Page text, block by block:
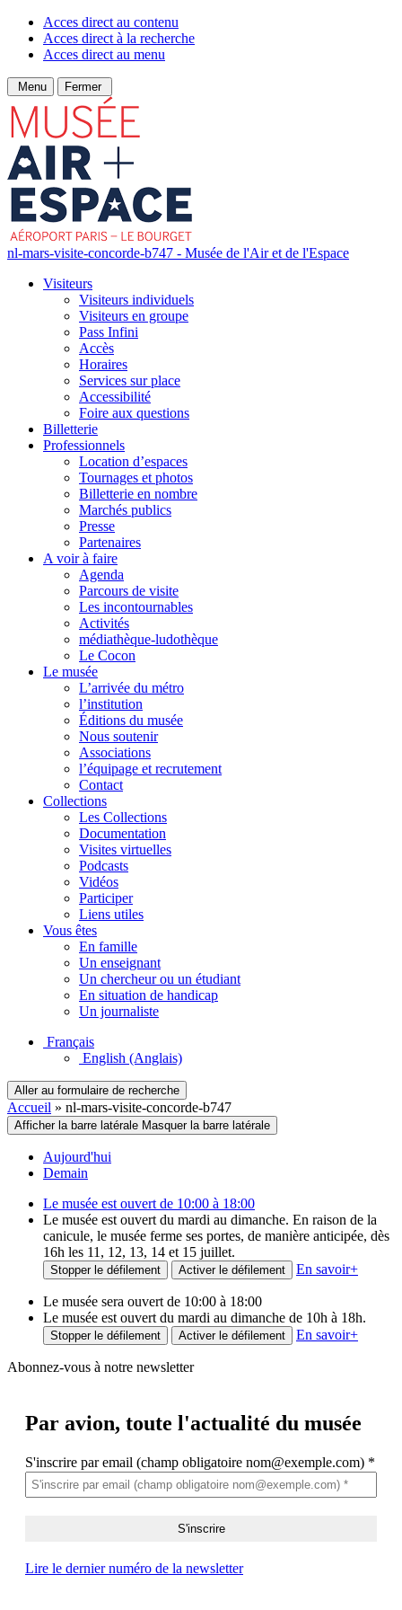
Acces direct au contenu
Acces direct à la recherche
Acces direct au menu
Menu Fermer
nl-mars-visite-concorde-b747 - Musée de l'Air et de l'Espace
Visiteurs
Visiteurs individuels
Visiteurs en groupe
Pass Infini
Accès
Horaires
Services sur place
Accessibilité
Foire aux questions
Billetterie
Professionnels
Location d’espaces
Tournages et photos
Billetterie en nombre
Marchés publics
Presse
Partenaires
A voir à faire
Agenda
Parcours de visite
Les incontournables
Activités
médiathèque-ludothèque
Le Cocon
Le musée
L’arrivée du métro
l’institution
Éditions du musée
Nous soutenir
Associations
l’équipage et recrutement
Contact
Collections
Les Collections
Documentation
Visites virtuelles
Podcasts
Vidéos
Participer
Liens utiles
Vous êtes
En famille
Un enseignant
Un chercheur ou un étudiant
En situation de handicap
Un journaliste
Français
English (Anglais)
Aller au formulaire de recherche
Accueil » nl-mars-visite-concorde-b747
Afficher la barre latérale Masquer la barre latérale
Aujourd'hui
Demain
Le musée est ouvert de 10:00 à 18:00
Le musée est ouvert du mardi au dimanche. En raison de la
canicule, le musée ferme ses portes, de manière anticipée, dès
16h les 11, 12, 13, 14 et 15 juillet.
Stopper le défilement Activer le défilement En savoir+
Le musée sera ouvert de 10:00 à 18:00
Le musée est ouvert du mardi au dimanche de 10h à 18h.
Stopper le défilement Activer le défilement En savoir+
Abonnez-vous à notre newsletter
Par avion, toute l'actualité du musée
S'inscrire par email (champ obligatoire nom@exemple.com) *
Lire le dernier numéro de la newsletter